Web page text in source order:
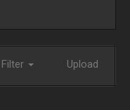
Filter Upload